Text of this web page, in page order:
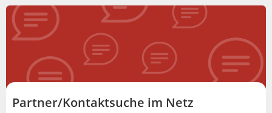
Partner/Kontaktsuche im Netz